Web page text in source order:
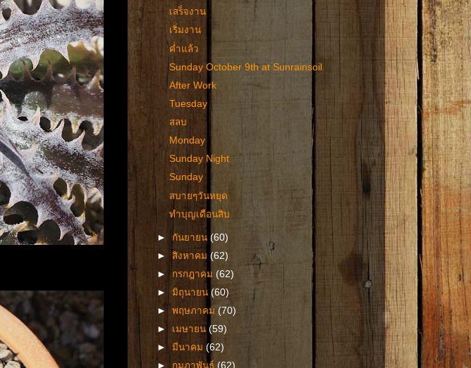
เสร็จงาน
เริ่มงาน
ค่ำแล้ว
Sunday October 9th at Sunrainsoil
After Work
Tuesday
สลบ
Monday
Sunday Night
Sunday
สบายๆวันหยุด
ทำบุญเดือนสิบ
► กันยายน(60)
►สิงหาคม(62)
► กรกฎาคม(62)
►มิถุนายน(60)
►พฤษภาคม(70)
► เมษายน(59)
►มีนาคม(62)
► กุมภาพันธ์(62)